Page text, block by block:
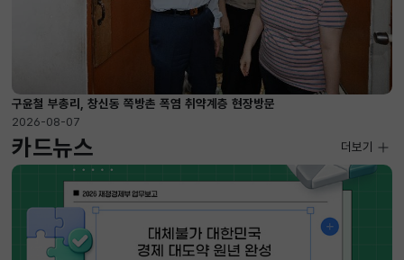
구윤철 부총리, 창신동 쪽방촌 폭염 취약계층 현장방문
2026-08-07
카드뉴스 더보기